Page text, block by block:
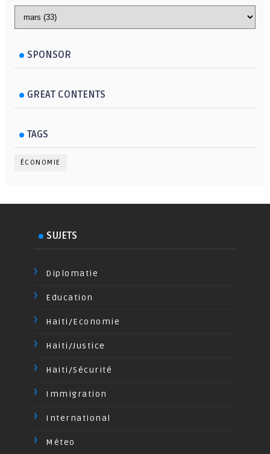
SPONSOR
GREAT CONTENTS
TAGS
ÉCONOMIE
SUJETS
Diplomatie
Education
Haiti/Economie
Haiti/Justice
Haiti/Sécurité
Immigration
International
Méteo